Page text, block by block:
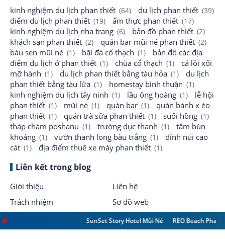
SunSet Story Hotel Mũi Né REO Beach Phan
kinh nghiệm du lịch phan thiết (64) du lịch phan thiết (39)
điểm du lịch phan thiết (19) ẩm thực phan thiết (17)
kinh nghiệm du lịch nha trang (6) bản đồ phan thiết (2)
khách sạn phan thiết (2) quán bar mũi né phan thiết (2)
bàu sen mũi né (1) bãi đá cổ thạch (1)
bản đồ các địa
điểm du lịch ở phan thiết (1) chùa cổ thạch (1)
cá lồi xối
mỡ hành (1) du lịch phan thiết bằng tàu hỏa (1)
du lịch
phan thiết bằng tàu lửa (1) homestay bình thuận (1)
kinh nghiệm du lịch tây ninh (1) lầu ông hoàng (1)
lễ hội
phan thiết (1) mũi né (1) quán bar (1)
quán bánh x èo
phan thiết (1) quán trà sữa phan thiết (1) suối hồng (1)
tháp chàm poshanu (1) trường dục thanh (1)
tắm bùn
khoáng (1) vườn thanh long bàu trắng (1)
đỉnh núi cao
cát (1) địa điểm thuê xe máy phan thiết (1)
Liên kết trong blog
Giới thiệu
Liên hệ
Trách nhiệm
Sơ đồ web